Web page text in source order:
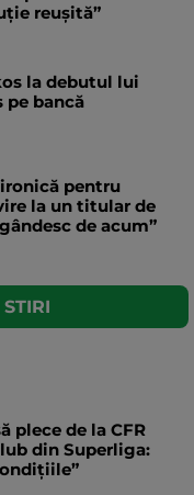
reușită”
la debutul lui
pe bancă
pentru
la un titular de
de acum”
plece de la CFR
din Superliga: